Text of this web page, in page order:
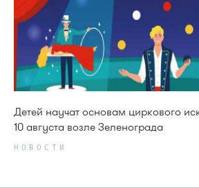
Детей научат основам циркового
10 августа возле Зеленограда
НОВОСТИ